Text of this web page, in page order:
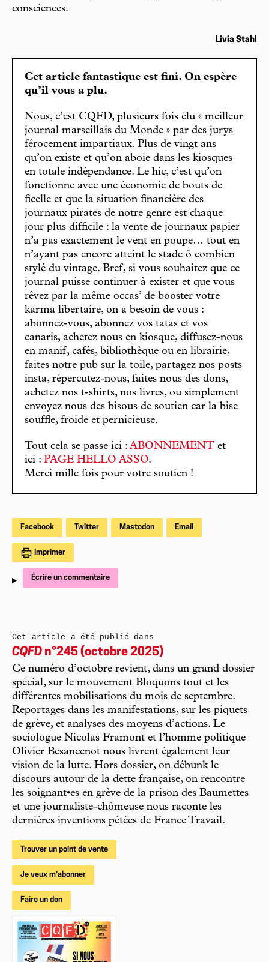
consciences.
Livia Stahl
Cet article fantastique est fini. On espère
qu’il vous a plu.
Nous, c’est CQFD, plusieurs fois élu « meilleur
journal marseillais du Monde » par des jurys
férocement impartiaux. Plus de vingt ans
qu’on existe et qu’on aboie dans les kiosques
en totale indépendance. Le hic, c’est qu’on
fonctionne avec une économie de bouts de
ficelle et que la situation financière des
journaux pirates de notre genre est chaque
jour plus difficile : la vente de journaux papier
n’a pas exactement le vent en poupe… tout en
n’ayant pas encore atteint le stade ô combien
stylé du vintage. Bref, si vous souhaitez que ce
journal puisse continuer à exister et que vous
rêvez par la même occas’ de booster votre
karma libertaire, on a besoin de vous :
abonnez-vous, abonnez vos tatas et vos
canaris, achetez nous en kiosque, diffusez-nous
en manif, cafés, bibliothèque ou en librairie,
faites notre pub sur la toile, partagez nos posts
insta, répercutez-nous, faites nous des dons,
achetez nos t-shirts, nos livres, ou simplement
envoyez nous des bisous de soutien car la bise
souffle, froide et pernicieuse.
Tout cela se passe ici : ABONNEMENT et
ici : PAGE HELLO ASSO.
Merci mille fois pour votre soutien !
Facebook Twitter Mastodon Email
Imprimer
Écrire un commentaire
Cet article a été publié dans
CQFD n°245 (octobre 2025)
Ce numéro d’octobre revient, dans un grand dossier
spécial, sur le mouvement Bloquons tout et les
différentes mobilisations du mois de septembre.
Reportages dans les manifestations, sur les piquets
de grève, et analyses des moyens d’actions. Le
sociologue Nicolas Framont et l’homme politique
Olivier Besancenot nous livrent également leur
vision de la lutte. Hors dossier, on débunk le
discours autour de la dette française, on rencontre
les soignant•es en grève de la prison des Baumettes
et une journaliste-chômeuse nous raconte les
dernières inventions pétées de France Travail.
Trouver un point de vente
Je veux m'abonner
Faire un don